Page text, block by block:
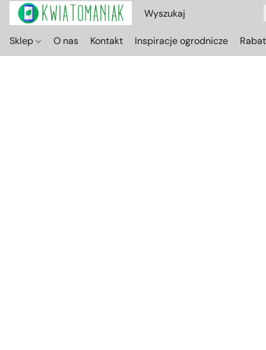
Sklep O nas Kontakt Inspiracje ogrodnicze